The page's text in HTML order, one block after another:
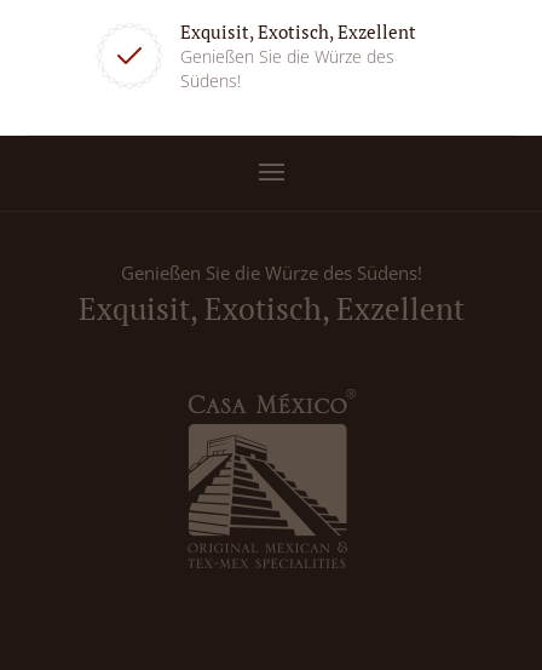
Exquisit, Exotisch, Exzellent
Genießen Sie die Würze des
Südens!
Genießen Sie die Würze des Südens!
Exquisit, Exotisch, Exzellent